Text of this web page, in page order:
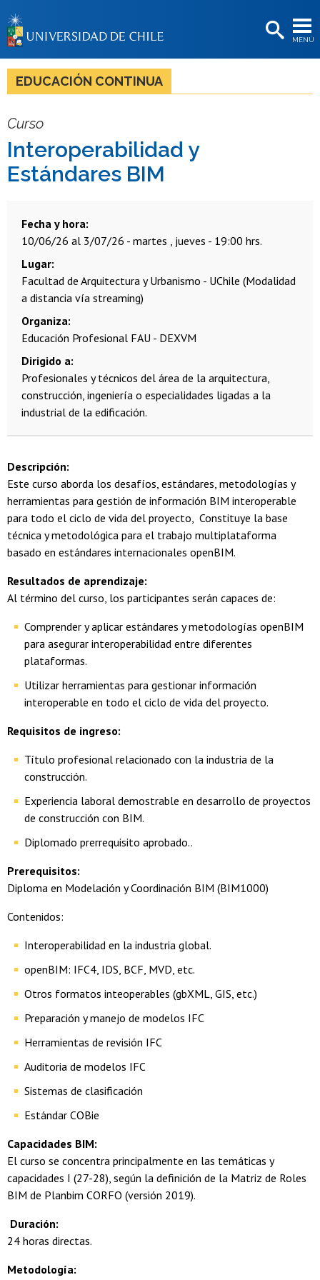
MENÚ
BIBLIOTECAS
LA UNIVERSIDAD
Académicas/os
EDUCACIÓN CONTINUA
Curso
Interoperabilidad y
Estándares BIM
Fecha y hora
10/06/26 al 3/07/26 - martes , jueves - 19:00 hrs.
Lugar
Facultad de Arquitectura y Urbanismo - UChile (Modalidad
a distancia vía streaming)
Organiza
Educación Profesional FAU - DEXVM
Dirigido a
Profesionales y técnicos del área de la arquitectura,
construcción, ingeniería o especialidades ligadas a la
industrial de la edificación.
Descripción:
Este curso aborda los desafíos, estándares, metodologías y
herramientas para gestión de información BIM interoperable
para todo el ciclo de vida del proyecto, Constituye la base
técnica y metodológica para el trabajo multiplataforma
basado en estándares internacionales openBIM.
Resultados de aprendizaje:
Al término del curso, los participantes serán capaces de:
Comprender y aplicar estándares y metodologías openBIM
para asegurar interoperabilidad entre diferentes
plataformas.
Utilizar herramientas para gestionar información
interoperable en todo el ciclo de vida del proyecto.
Requisitos de ingreso:
Título profesional relacionado con la industria de la
construcción.
Experiencia laboral demostrable en desarrollo de proyectos
de construcción con BIM.
Diplomado prerrequisito aprobado..
Prerequisitos:
Diploma en Modelación y Coordinación BIM (BIM1000)
Contenidos:
Interoperabilidad en la industria global.
openBIM: IFC4, IDS, BCF, MVD, etc.
Otros formatos inteoperables (gbXML, GIS, etc.)
Preparación y manejo de modelos IFC
Herramientas de revisión IFC
Auditoria de modelos IFC
Sistemas de clasificación
Estándar COBie
Capacidades BIM:
El curso se concentra principalmente en las temáticas y
capacidades I (27-28), según la definición de la Matriz de Roles
BIM de Planbim CORFO (versión 2019).
Duración:
24 horas directas.
Metodología: